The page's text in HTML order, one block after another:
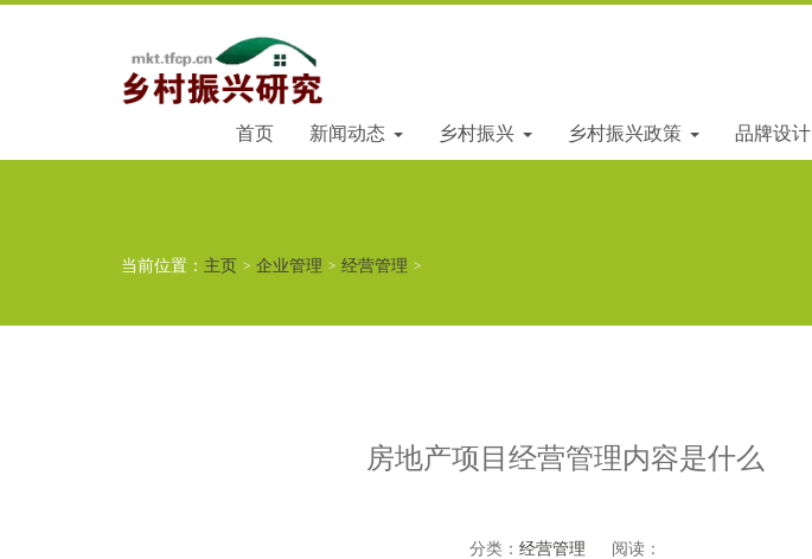
首页 新闻动态 乡村振兴 乡村振兴政策 品牌设计
当前位置： 主页 > 企业管理 > 经营管理 >
房地产项目经营管理内容是什么
分类： 经营管理 阅读：